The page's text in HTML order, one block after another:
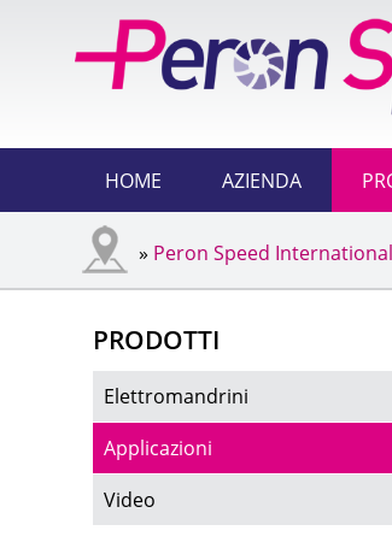
HOME AZIENDA
» Peron Speed
PRODOTTI
Elettromandrini
Applicazioni
Video